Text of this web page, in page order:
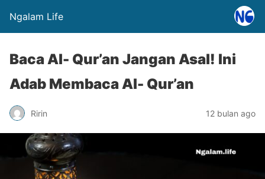
Ngalam Life
Baca Al- Qur’an Jangan Asal! Ini
Adab Membaca Al- Qur’an
Ririn 12 bulan ago